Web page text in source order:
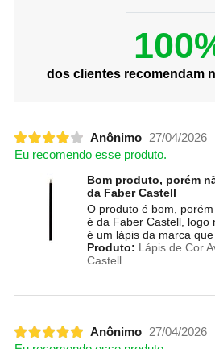
dos clientes recomendam
Anônimo
27/04/2026
Eu recomendo esse produto.
Bom produto, porém
da Faber Castell
O produto é bom,
é da Faber Castell, logo
é um lápis da marca que
Produto: Lápis de Cor
Castell
Anônimo
27/04/2026